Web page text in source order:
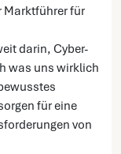
Marktführer für
darin, Cyber-
was uns wirklich
für eine
von